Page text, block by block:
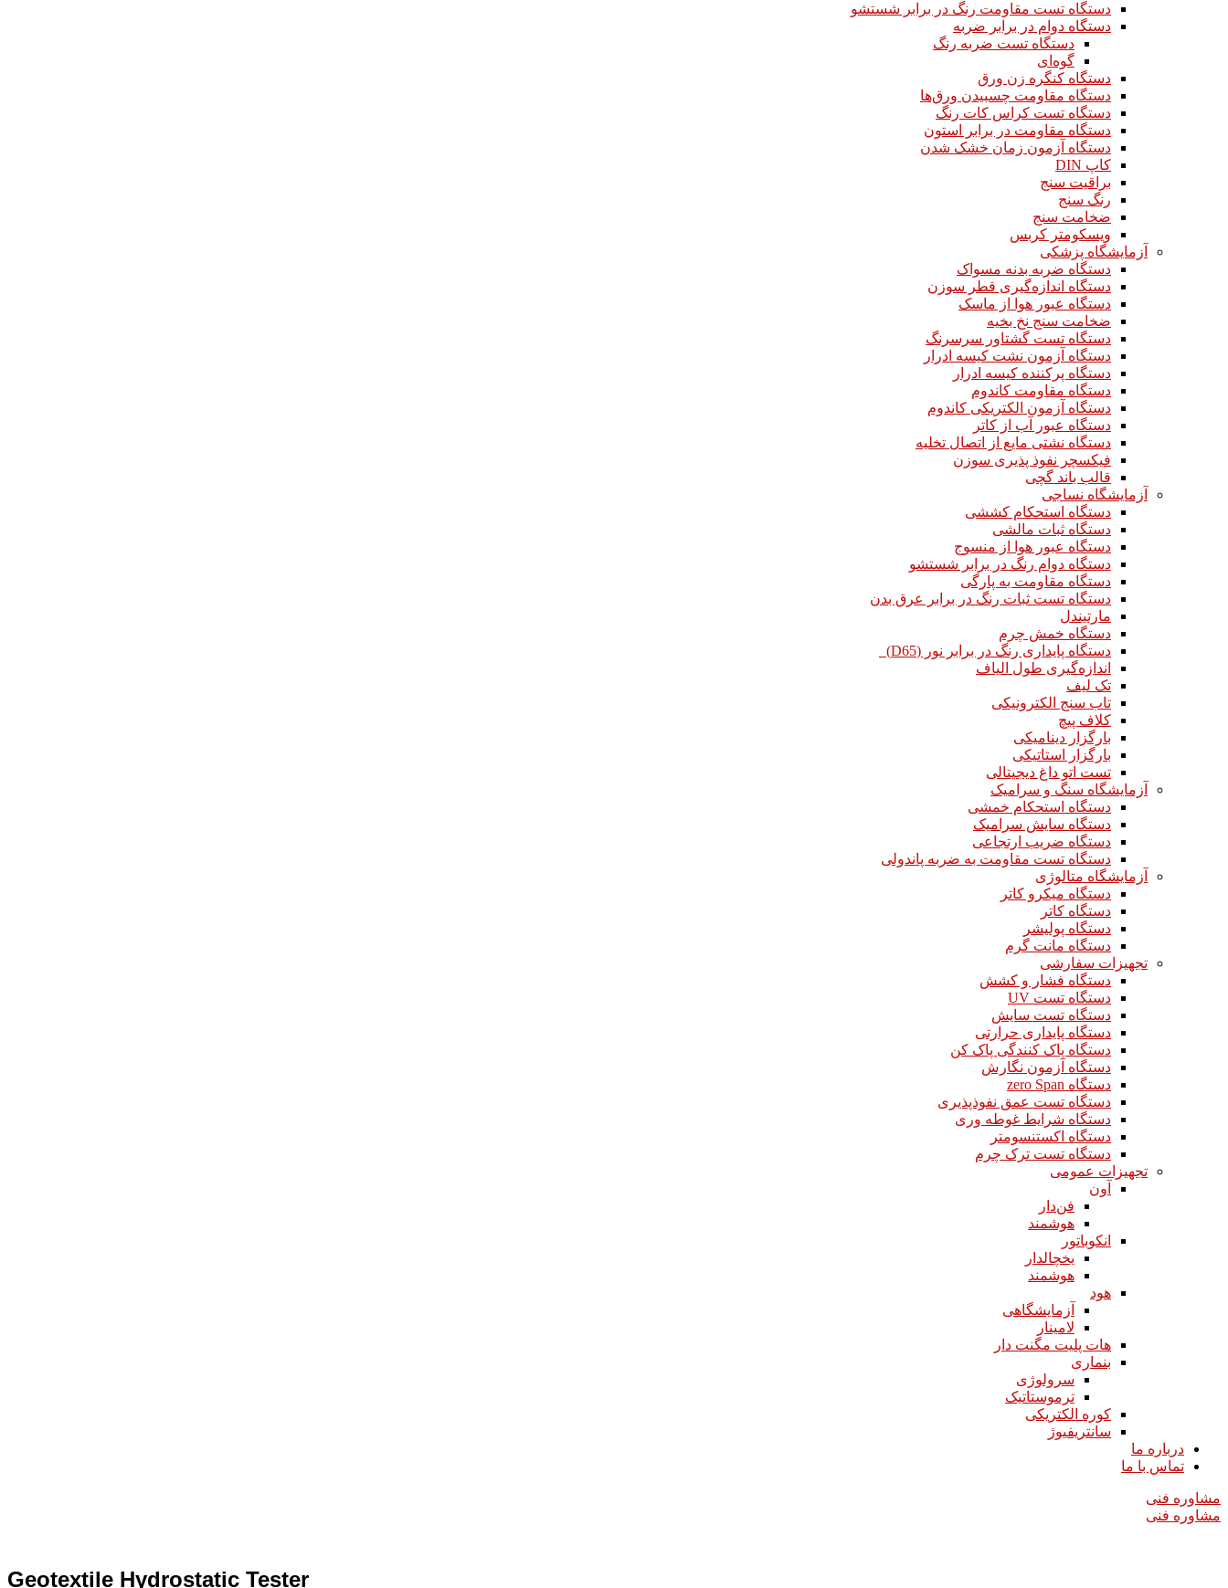
دستگاه تست مقاومت رنگ در برابر شستشو
دستگاه دوام در برابر ضربه
دستگاه تست ضربه رنگ
گوه‌ای
دستگاه کنگره زن ورق
دستگاه مقاومت چسبیدن ورق‌ها
دستگاه تست کراس کات رنگ
دستگاه مقاومت در برابر استون
دستگاه آزمون زمان خشک شدن
کاپ DIN
براقیت سنج
رنگ سنج
ضخامت سنج
ویسکومتر کربس
آزمایشگاه پزشکی
دستگاه ضربه بدنه مسواک
دستگاه اندازه‌گیری قطر سوزن
دستگاه عبور هوا از ماسک
ضخامت سنج نخ بخیه
دستگاه تست گشتاور سرسرنگ
دستگاه آزمون نشت کیسه ادرار
دستگاه پرکننده کیسه ادرار
دستگاه مقاومت کاندوم
دستگاه آزمون الکتریکی کاندوم
دستگاه عبور آب از کاتر
دستگاه نشتی مایع از اتصال تخلیه
فیکسچر نفوذ پذیری سوزن
قالب باند گچی
آزمایشگاه نساجی
دستگاه استحکام کششی
دستگاه ثبات مالشی
دستگاه عبور هوا از منسوج
دستگاه دوام رنگ در برابر شستشو
دستگاه مقاومت به پارگی
دستگاه تست ثبات رنگ در برابر عرق بدن
مارتیندل
دستگاه خمش چرم
دستگاه پایداری رنگ در برابر نور (D65)
اندازه‌گیری طول الیاف
تک لیف
تاب سنج الکترونیکی
کلاف پیچ
بارگزار دینامیکی
بارگزار استاتیکی
تست اتو داغ دیجیتالی
آزمایشگاه سنگ و سرامیک
دستگاه استحکام خمشی
دستگاه سایش سرامیک
دستگاه ضریب ارتجاعی
دستگاه تست مقاومت به ضربه پاندولی
آزمایشگاه متالوژی
دستگاه میکرو کاتر
دستگاه کاتر
دستگاه پولیشر
دستگاه مانت گرم
تجهیزات سفارشی
دستگاه فشار و کشش
دستگاه تست UV
دستگاه تست سایش
دستگاه پایداری حرارتی
دستگاه پاک کنندگی پاک کن
دستگاه آزمون نگارش
دستگاه zero Span
دستگاه تست عمق نفوذپذیری
دستگاه شرایط غوطه وری
دستگاه اکستنسومتر
دستگاه تست ترک چرم
تجهیزات عمومی
آون
فن‌دار
هوشمند
انکوباتور
یخچالدار
هوشمند
هود
آزمایشگاهی
لامینار​​​​​​​
هات پلیت مگنت دار​​​​​​​
بنماری
سرولوژی
ترموستاتیک
کوره الکتریکی
سانتریفیوژ
درباره ما
تماس با ما
مشاوره فنی
مشاوره فنی
Geotextile Hydrostatic Tester